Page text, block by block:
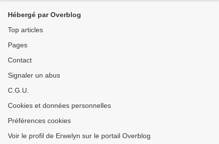
Hébergé par Overblog
Top articles
Pages
Contact
Signaler un abus
C.G.U.
Cookies et données personnelles
Préférences cookies
Voir le profil de Erwelyn sur le portail Overblog